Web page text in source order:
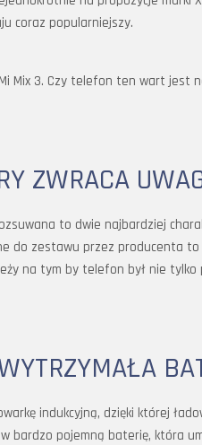
coraz popularniejszy.
Mix 3. Czy telefon ten wart jest
ZWRACA
to dwie najbardziej
do zestawu przez producenta
na tym by telefon był nie tylko
indukcyjną, dzięki której
bardzo pojemną baterię, która